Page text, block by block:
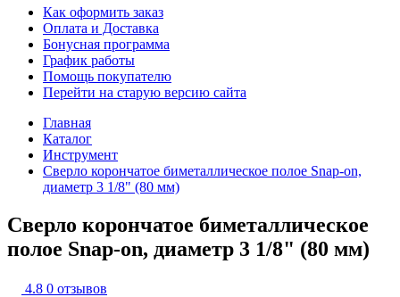
Как оформить заказ
Оплата и Доставка
Бонусная программа
График работы
Помощь покупателю
Перейти на старую версию сайта
Главная
Каталог
Инструмент
Сверло корончатое биметаллическое полое Snap-on,
диаметр 3 1/8" (80 мм)
Сверло корончатое биметаллическое
полое Snap-on, диаметр 3 1/8" (80 мм)
4.8 0 отзывов